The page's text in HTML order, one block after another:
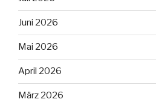
Juni 2026
Mai 2026
April 2026
März 2026